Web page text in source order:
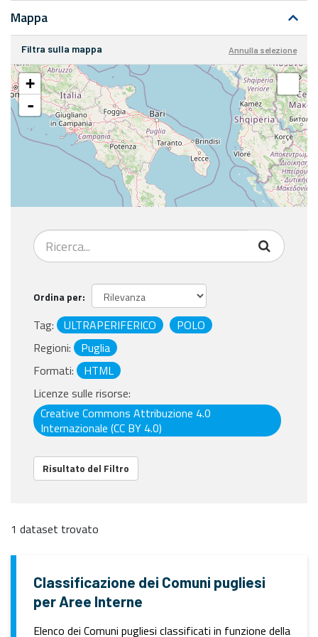
Mappa
Filtra sulla mappa Annulla selezione
+
-
Ordina per
Tag: ULTRAPERIFERICO
POLO
Regioni:
Puglia
Formati:
HTML
Licenze sulle risorse:
Creative Commons Attribuzione 4.0
Internazionale (CC BY 4.0)
Risultato del Filtro
1 dataset trovato
Classificazione dei Comuni pugliesi
per Aree Interne
Elenco dei Comuni pugliesi classificati in funzione della